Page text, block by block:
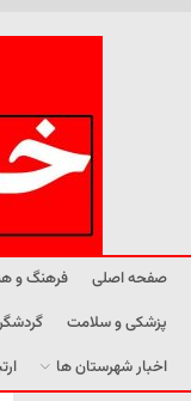
صفحه اصلی فرهنگ و
پزشکی و سلامت
اخبار شهرستان ها